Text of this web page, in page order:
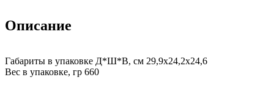
Описание
Габариты в упаковке Д*Ш*В, см 29,9x24,2x24,6
Вес в упаковке, гр 660